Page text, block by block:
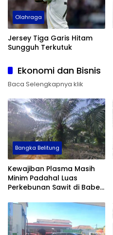
Olahraga
Jersey Tiga Garis Hitam
Sungguh Terkutuk
Ekonomi dan Bisnis
Baca Selengkapnya klik
Bangka Belitung
Kewajiban Plasma Masih
Minim Padahal Luas
Perkebunan Sawit di Babel